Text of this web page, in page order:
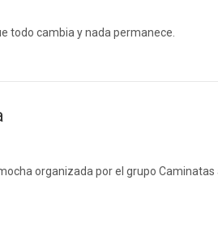
todo cambia y nada permanece.
organizada por el grupo Caminatas